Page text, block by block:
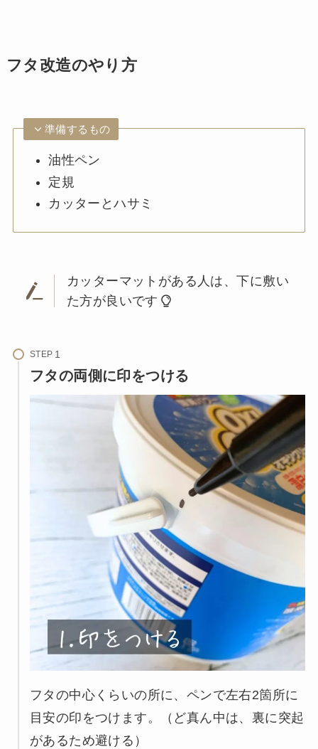
フタ改造のやり方
準備するもの
油性ペン
定規
カッターとハサミ
カッターマットがある人は、下に敷い
た方が良いです
STEP
フタの両側に印をつける
フタの中心くらいの所に、ペンで左右2箇所に
目安の印をつけます。（ど真ん中は、裏に突起
があるため避ける）